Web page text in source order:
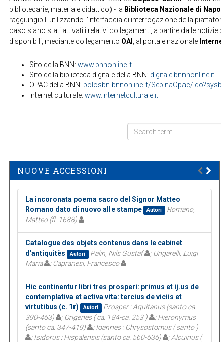
bibliotecarie, materiale didattico) - la Biblioteca Nazionale di
raggiungibili utilizzando l'interfaccia di interrogazione della
caso siano stati attivati i relativi collegamenti, a partire dalle
disponibili, mediante collegamento OAI , al portale nazionale
Sito della BNN: www.bnnonline.it
Sito della biblioteca digitale della BNN: digitale.bnnnonline.it
OPAC della BNN: polosbn.bnnonline.it/SebinaOpac/
Internet culturale: www.internetculturale.it
NUOVE ACCESSIONI
La incoronata poema sacro del Signor Matteo
Romano dato di nuovo alle stampe
Autori
Romano,
Matteo (fl. 1688)
Catalogue des objets contenus dans le cabinet
d'antiquitès
Autori Palin, Nils Gustaf
; Ungarelli, Luigi
Maria
; Capranesi, Francesco
Hic continentur libri tres prosperi: primus et ij.us de
contemplativa et activa vita: tercius de viciis et
virtutibus (c. 1r)
Autori
Prosper : Aquitanus (santo ca.
390-463)
; Origenes ( ca. 184-ca. 253 )
; Hieronymus
(santo ca. 347-419)
; Ioannes : Chrysostomus ( santo )
; Isidorus : Hispalensis (santo ca. 560-636)
; Alcuinus (